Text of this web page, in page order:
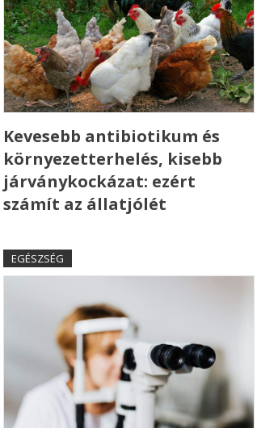
Kevesebb antibiotikum és
környezetterhelés, kisebb
járványkockázat: ezért
számít az állatjólét
EGÉSZSÉG